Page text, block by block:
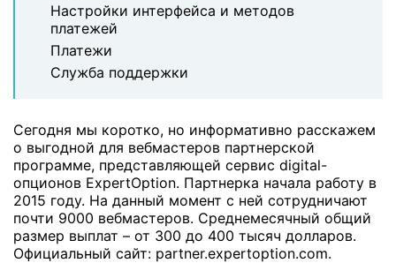
Настройки интерфейса и методов
платежей
Платежи
Служба поддержки
Сегодня мы коротко, но информативно расскажем
о выгодной для вебмастеров партнерской
программе, представляющей сервис digital-
опционов ExpertOption. Партнерка начала работу в
2015 году. На данный момент с ней сотрудничают
почти 9000 вебмастеров. Среднемесячный общий
размер выплат – от 300 до 400 тысяч долларов.
Официальный сайт: partner.expertoption.com.